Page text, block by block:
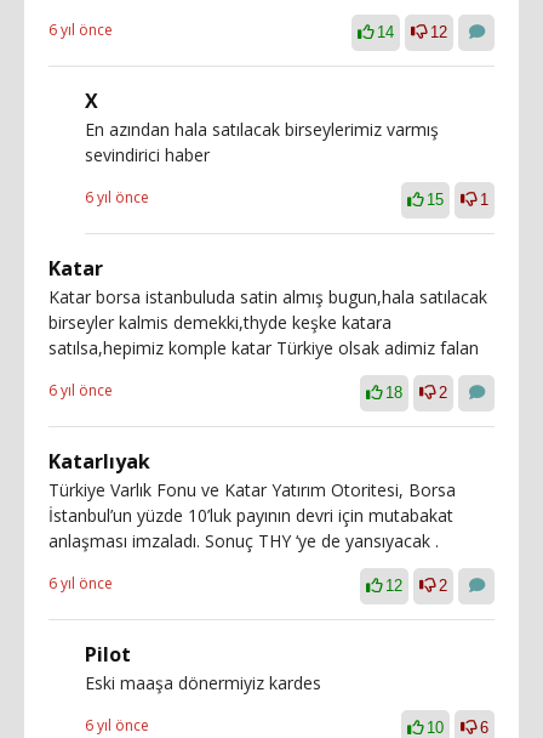
6 yıl önce 14 12
X
En azından hala satılacak birseylerimiz varmış
sevindirici haber
6 yıl önce 15 1
Katar
Katar borsa istanbuluda satin almış bugun,hala satılacak
birseyler kalmis demekki,thyde keşke katara
satılsa,hepimiz komple katar Türkiye olsak adimiz falan
6 yıl önce 18 2
Katarlıyak
Türkiye Varlık Fonu ve Katar Yatırım Otoritesi, Borsa
İstanbul’un yüzde 10’luk payının devri için mutabakat
anlaşması imzaladı. Sonuç THY ‘ye de yansıyacak .
6 yıl önce 12 2
Pilot
Eski maaşa dönermiyiz kardes
6 yıl önce 10 6